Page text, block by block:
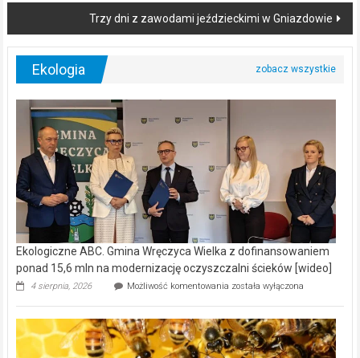
Trzy dni z zawodami jeździeckimi w Gniazdowie
Ekologia
Ekologiczne ABC. Gmina Wręczyca Wielka z dofinansowaniem
ponad 15,6 mln na modernizację oczyszczalni ścieków [wideo]
4 sierpnia, 2026 Możliwość komentowania Ekologiczne
Wręczyca
Wielka
z
została wyłączona